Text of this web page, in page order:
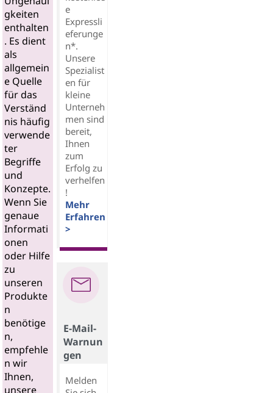
gkeiten
enthalten
. Es dient
als
allgemein
e Quelle
für das
Verständ
nis häufig
verwende
ter
Begriffe
und
Konzepte.
Wenn Sie
genaue
Informati
onen
oder Hilfe
zu
unseren
Produkte
n
benötige
n,
empfehle
n wir
Ihnen,
unsere
e
Expressli
eferunge
n*.
Unsere
Spezialist
en für
kleine
Unterneh
men sind
bereit,
Ihnen
zum
Erfolg zu
verhelfen
!
Mehr
Erfahren
>
E-Mail-
Warnun
gen
Melden